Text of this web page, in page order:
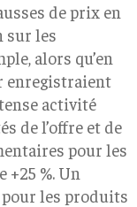
de prix en
sur les
alors qu’en
enregistraient
activité
de l’offre et de
pour les
%. Un
pour les produits